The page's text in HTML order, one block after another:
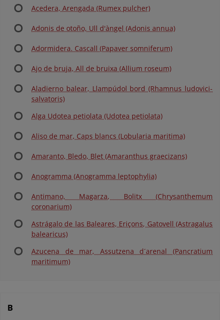
Acedera, Arengada (Rumex pulcher)
Adonis de otoño, Ull d'àngel (Adonis annua)
Adormidera. Cascall (Papaver somniferum)
Ajo de bruja, All de bruixa (Allium roseum)
Aladierno balear, Llampúdol bord (Rhamnus ludovici-
salvatoris)
Alga Udotea petiolata (Udotea petiolata)
Aliso de mar, Caps blancs (Lobularia maritima)
Amaranto, Bledo, Blet (Amaranthus graecizans)
Anogramma (Anogramma leptophylia)
Antimano, Magarza, Bolitx (Chrysanthemum
coronarium)
Astrágalo de las Baleares, Eriçons, Gatovell (Astragalus
balearicus)
Azucena de mar, Assutzena d´arenal (Pancratium
maritimum)
B